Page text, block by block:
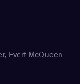
, Evert McQueen